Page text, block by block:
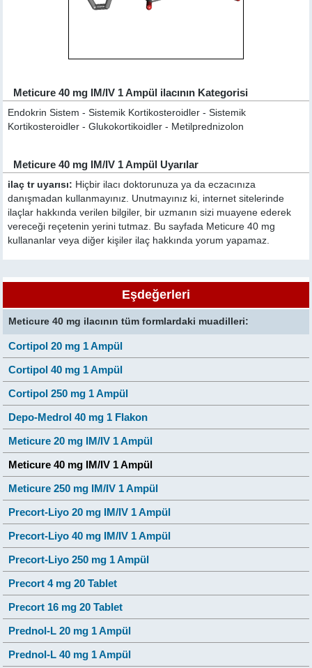
Meticure 40 mg IM/IV 1 Ampül ilacının Kategorisi
Endokrin Sistem - Sistemik Kortikosteroidler - Sistemik
Kortikosteroidler - Glukokortikoidler - Metilprednizolon
Meticure 40 mg IM/IV 1 Ampül Uyarılar
ilaç tr uyarısı: Hiçbir ilacı doktorunuza ya da eczacınıza
danışmadan kullanmayınız. Unutmayınız ki, internet sitelerinde
ilaçlar hakkında verilen bilgiler, bir uzmanın sizi muayene ederek
vereceği reçetenin yerini tutmaz. Bu sayfada Meticure 40 mg
kullananlar veya diğer kişiler ilaç hakkında yorum yapamaz.
Eşdeğerleri
Meticure 40 mg ilacının tüm formlardaki muadilleri:
Cortipol 20 mg 1 Ampül
Cortipol 40 mg 1 Ampül
Cortipol 250 mg 1 Ampül
Depo-Medrol 40 mg 1 Flakon
Meticure 20 mg IM/IV 1 Ampül
Meticure 40 mg IM/IV 1 Ampül
Meticure 250 mg IM/IV 1 Ampül
Precort-Liyo 20 mg IM/IV 1 Ampül
Precort-Liyo 40 mg IM/IV 1 Ampül
Precort-Liyo 250 mg 1 Ampül
Precort 4 mg 20 Tablet
Precort 16 mg 20 Tablet
Prednol-L 20 mg 1 Ampül
Prednol-L 40 mg 1 Ampül